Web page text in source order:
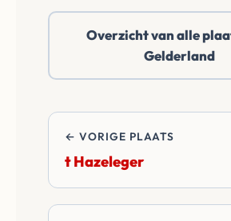
Wij betalen alle
overdrachtskosten
en notariskosten van
de transactie.
Overzicht van alle
Gelderland
← VORIGE PLAATS
t Hazeleger